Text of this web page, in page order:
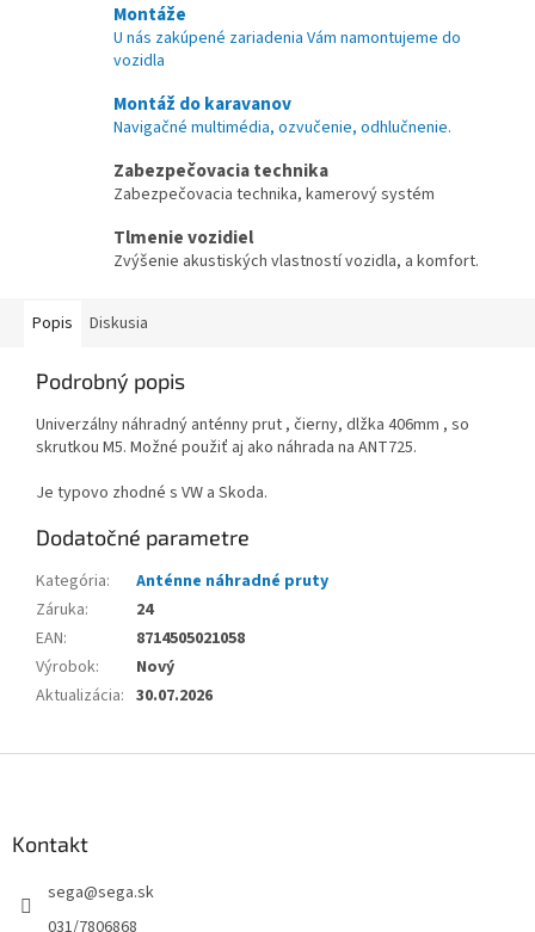
Montáže
U nás zakúpené zariadenia Vám namontujeme do
vozidla
Montáž do karavanov
Navigačné multimédia, ozvučenie, odhlučnenie.
Zabezpečovacia technika
Zabezpečovacia technika, kamerový systém
Tlmenie vozidiel
Zvýšenie akustiských vlastností vozidla, a komfort.
Popis Diskusia
Podrobný popis
Univerzálny náhradný anténny prut , čierny, dlžka 406mm , so
skrutkou M5. Možné použiť aj ako náhrada na ANT725.
Je typovo zhodné s VW a Skoda.
Dodatočné parametre
Kategória:
Anténne náhradné pruty
Záruka:
24
EAN:
8714505021058
Výrobok:
Nový
Aktualizácia: 30.07.2026
Kontakt
sega@sega.sk